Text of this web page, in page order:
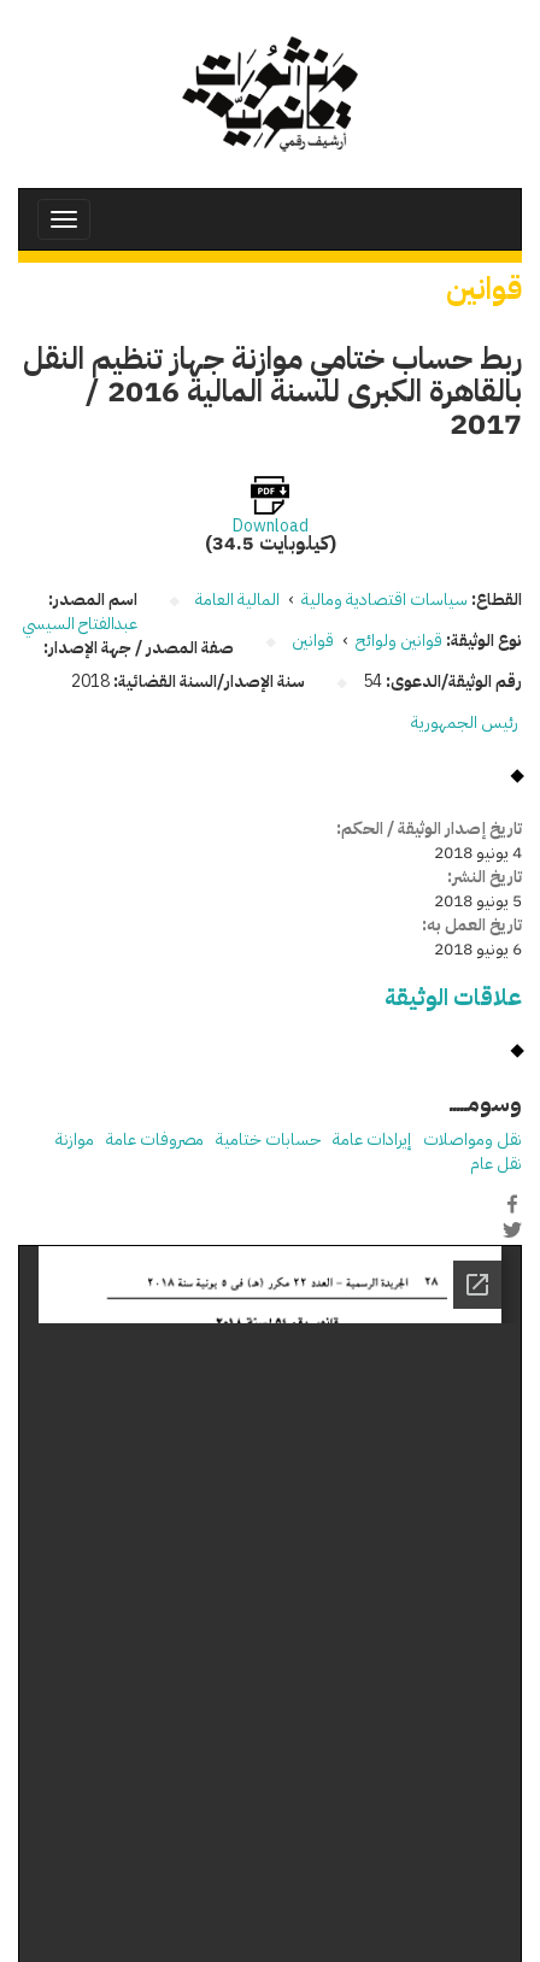
Toggle
قوانين
ربط حساب ختامي موازنة جهاز تنظيم النقل
بالقاهرة الكبرى للسنة المالية 2016 /
2017
Download
(34.5 كيلوبايت)
القطاع: سياسات اقتصادية ومالية › المالية العامة
نوع الوثيقة: قوانين ولوائح › قوانين
رقم الوثيقة/الدعوى:54 سنة الإصدار/السنة القضائية:2018
اسم المصدر:
عبدالفتاح السيسي
صفة المصدر / جهة الإصدار:
رئيس الجمهورية
تاريخ إصدار الوثيقة / الحكم:
4 يونيو 2018
تاريخ النشر:
5 يونيو 2018
تاريخ العمل به:
6 يونيو 2018
علاقات الوثيقة
وسومـــــ
نقل ومواصلات إيرادات عامة حسابات ختامية مصروفات عامة موازنة
نقل عام